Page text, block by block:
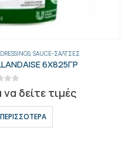
SAUCE-ΣΆΛΤΣΕΣ
6Χ825ΓΡ
δείτε τιμές